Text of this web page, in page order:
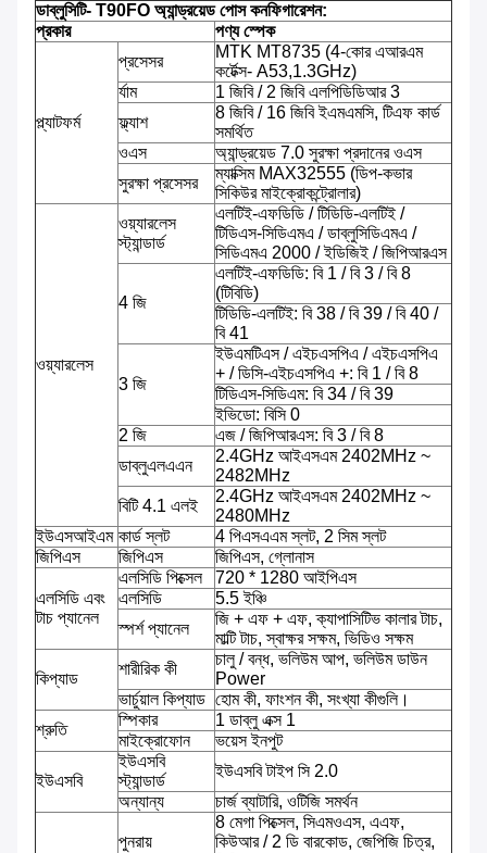
ডাব্লুসিটি- T90FO অ্যান্ড্রয়েড পোস কনফিগারেশন:
প্রকার
পণ্য স্পেক
প্ল্যাটফর্ম
প্রসেসর
MTK MT8735 (4-কোর এআরএম
কর্টেক্স- A53,1.3GHz)
র্যাম
1 জিবি / 2 জিবি এলপিডিডিআর 3
ফ্ল্যাশ
8 জিবি / 16 জিবি ইএমএমসি, টিএফ কার্ড
সমর্থিত
ওএস
অ্যান্ড্রয়েড 7.0 সুরক্ষা প্রদানের ওএস
সুরক্ষা প্রসেসর
ম্যাক্সিম MAX32555 (ডিপ-কভার
সিকিউর মাইক্রোকন্ট্রোলার)
ওয়্যারলেস
ওয়্যারলেস
স্ট্যান্ডার্ড
এলটিই-এফডিডি / টিডিডি-এলটিই /
টিডিএস-সিডিএমএ / ডাব্লুসিডিএমএ /
সিডিএমএ 2000 / ইডিজিই / জিপিআরএস
4 জি
এলটিই-এফডিডি: বি 1 / বি 3 / বি 8
(টিবিডি)
টিডিডি-এলটিই: বি 38 / বি 39 / বি 40 /
বি 41
3 জি
ইউএমটিএস / এইচএসপিএ / এইচএসপিএ
+ / ডিসি-এইচএসপিএ +: বি 1 / বি 8
টিডিএস-সিডিএম: বি 34 / বি 39
ইভিডো: বিসি 0
2 জি
এজ / জিপিআরএস: বি 3 / বি 8
ডাব্লুএলএএন
2.4GHz আইএসএম 2402MHz ~
2482MHz
বিটি 4.1 এলই
2.4GHz আইএসএম 2402MHz ~
2480MHz
ইউএসআইএম কার্ড স্লট
4 পিএসএএম স্লট, 2 সিম স্লট
জিপিএস
জিপিএস জিপিএস, গ্লোনাস
এলসিডি এবং
টাচ প্যানেল
এলসিডি পিক্সেল
720 * 1280 আইপিএস
এলসিডি
5.5 ইঞ্চি
স্পর্শ প্যানেল
জি + এফ + এফ, ক্যাপাসিটিভ কালার টাচ,
মাল্টি টাচ, স্বাক্ষর সক্ষম, ভিডিও সক্ষম
কিপ্যাড
শারীরিক কী
চালু / বন্ধ, ভলিউম আপ, ভলিউম ডাউন
Power
ভার্চুয়াল কিপ্যাড হোম কী, ফাংশন কী, সংখ্যা কীগুলি।
শ্রুতি
স্পিকার
1 ডাব্লু এক্স 1
মাইক্রোফোন
ভয়েস ইনপুট
ইউএসবি
ইউএসবি
স্ট্যান্ডার্ড
ইউএসবি টাইপ সি 2.0
অন্যান্য
চার্জ ব্যাটারি, ওটিজি সমর্থন
পুনরায়
8 মেগা পিক্সেল, সিএমওএস, এএফ,
কিউআর / 2 ডি বারকোড, জেপিজি চিত্র,